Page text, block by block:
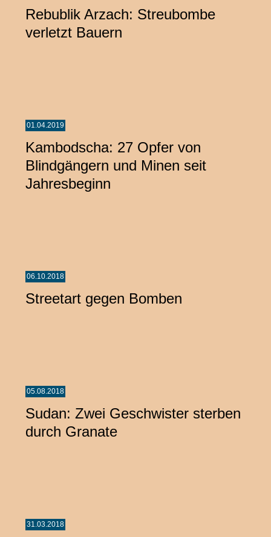
Rebublik Arzach: Streubombe
verletzt Bauern
01.04.2019
Kambodscha: 27 Opfer von
Blindgängern und Minen seit
Jahresbeginn
06.10.2018
Streetart gegen Bomben
05.08.2018
Sudan: Zwei Geschwister sterben
durch Granate
31.03.2018